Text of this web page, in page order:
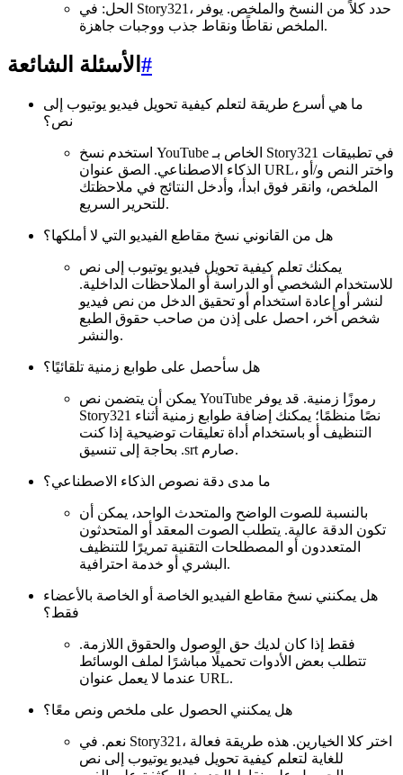
الحل: في Story321، حدد كلاً من النسخ والملخص. يوفر
الملخص نقاطًا ونقاط جذب ووجبات جاهزة.
الأسئلة الشائعة #
ما هي أسرع طريقة لتعلم كيفية تحويل فيديو يوتيوب إلى
نص؟
استخدم نسخ YouTube الخاص بـ Story321 في تطبيقات
الذكاء الاصطناعي. الصق عنوان URL، واختر النص و/أو
الملخص، وانقر فوق ابدأ، وأدخل النتائج في ملاحظتك
للتحرير السريع.
هل من القانوني نسخ مقاطع الفيديو التي لا أملكها؟
يمكنك تعلم كيفية تحويل فيديو يوتيوب إلى نص
للاستخدام الشخصي أو الدراسة أو الملاحظات الداخلية.
لنشر أو إعادة استخدام أو تحقيق الدخل من نص فيديو
شخص آخر، احصل على إذن من صاحب حقوق الطبع
والنشر.
هل سأحصل على طوابع زمنية تلقائيًا؟
يمكن أن يتضمن نص YouTube رموزًا زمنية. قد يوفر
Story321 نصًا منظمًا؛ يمكنك إضافة طوابع زمنية أثناء
التنظيف أو باستخدام أداة تعليقات توضيحية إذا كنت
بحاجة إلى تنسيق .srt صارم.
ما مدى دقة نصوص الذكاء الاصطناعي؟
بالنسبة للصوت الواضح والمتحدث الواحد، يمكن أن
تكون الدقة عالية. يتطلب الصوت المعقد أو المتحدثون
المتعددون أو المصطلحات التقنية تمريرًا للتنظيف
البشري أو خدمة احترافية.
هل يمكنني نسخ مقاطع الفيديو الخاصة أو الخاصة بالأعضاء
فقط؟
فقط إذا كان لديك حق الوصول والحقوق اللازمة.
تتطلب بعض الأدوات تحميلًا مباشرًا لملف الوسائط
عندما لا يعمل عنوان URL.
هل يمكنني الحصول على ملخص ونص معًا؟
نعم. في Story321، اختر كلا الخيارين. هذه طريقة فعالة
للغاية لتعلم كيفية تحويل فيديو يوتيوب إلى نص